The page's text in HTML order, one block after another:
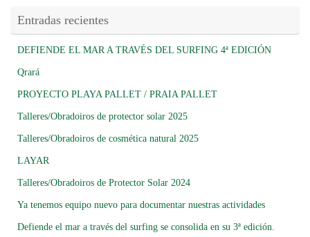
Entradas recientes
DEFIENDE EL MAR A TRAVÉS DEL SURFING 4ª EDICIÓN
Qrará
PROYECTO PLAYA PALLET / PRAIA PALLET
Talleres/Obradoiros de protector solar 2025
Talleres/Obradoiros de cosmética natural 2025
LAYAR
Talleres/Obradoiros de Protector Solar 2024
Ya tenemos equipo nuevo para documentar nuestras actividades
Defiende el mar a través del surfing se consolida en su 3ª edición.